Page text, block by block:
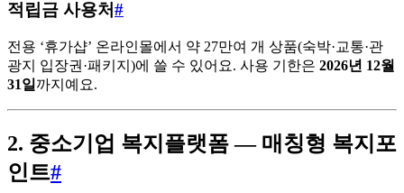
적립금 사용처#
전용 ‘휴가샵’ 온라인몰에서 약 27만여 개 상품(숙박·교통·관
광지 입장권·패키지)에 쓸 수 있어요. 사용 기한은 2026년 12월
31일 까지예요.
2. 중소기업 복지플랫폼 — 매칭형 복지포
인트#